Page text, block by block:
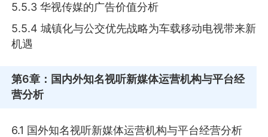
5.5.3 华视传媒的广告价值分析
5.5.4 城镇化与公交优先战略为车载移动电视带来新
机遇
第6章 ：国内外知名视听新媒体运营机构与平台经
营分析
6.1 国外知名视听新媒体运营机构与平台经营分析